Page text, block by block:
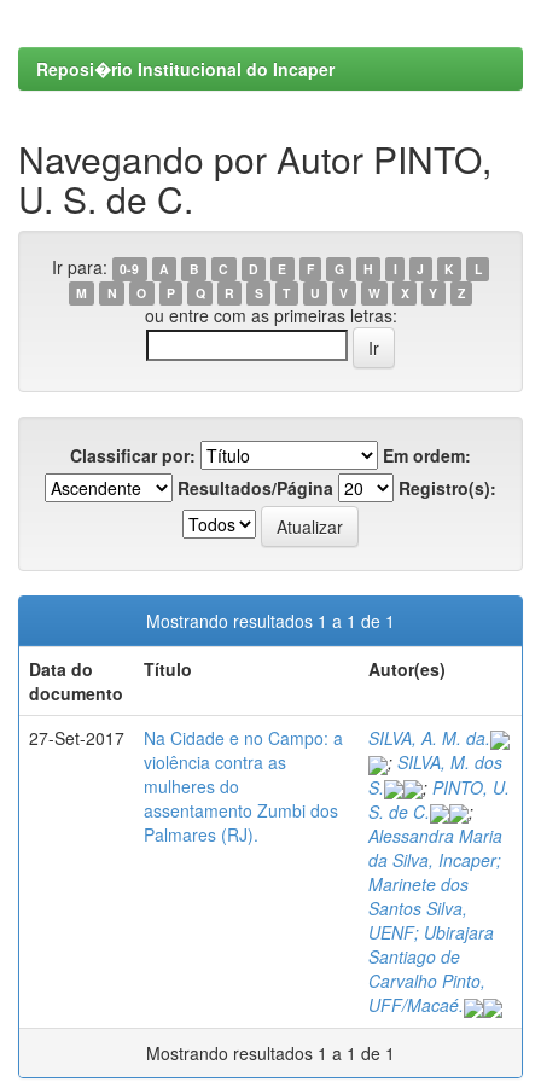
Reposi�rio Institucional do Incaper
Navegando por Autor PINTO,
U. S. de C.
Ir para: 0-9 A B C D E F G H I J K
L
M
N O P Q R S T U V W X Y Z
ou entre com as primeiras letras:
Classificar por:
Em ordem:
Resultados/Página
Registro(s):
Mostrando resultados 1 a 1 de 1
Data do
documento
Título Autor(es)
27-Set-2017
Na Cidade e no Campo: a
violência contra as
mulheres do
assentamento Zumbi dos
Palmares (RJ).
SILVA, A. M. da.
; SILVA, M. dos
S.
; PINTO, U.
S. de C.
;
Alessandra Maria
da Silva, Incaper;
Marinete dos
Santos Silva,
UENF; Ubirajara
Santiago de
Carvalho Pinto,
UFF/Macaé.
Mostrando resultados 1 a 1 de 1